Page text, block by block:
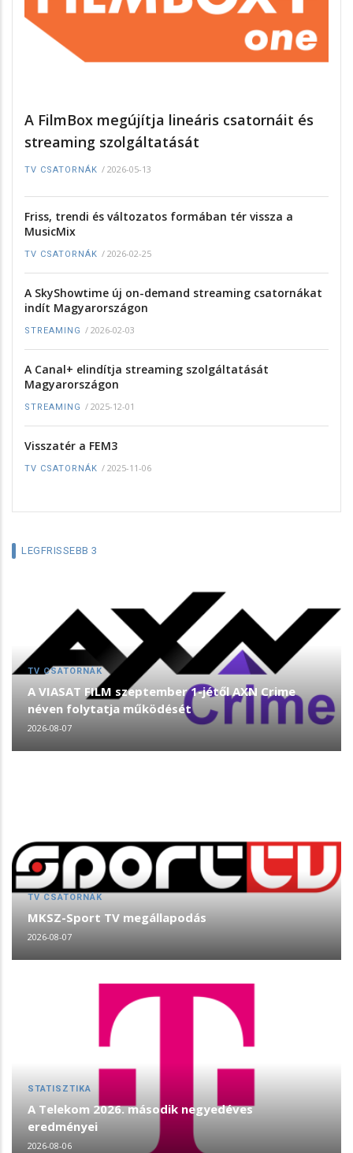
A FilmBox megújítja lineáris csatornáit és
streaming szolgáltatását
TV CSATORNÁK / 2026-05-13
Friss, trendi és változatos formában tér vissza a
MusicMix
TV CSATORNÁK / 2026-02-25
A SkyShowtime új on-demand streaming csatornákat
indít Magyarországon
STREAMING / 2026-02-03
A Canal+ elindítja streaming szolgáltatását
Magyarországon
STREAMING / 2025-12-01
Visszatér a FEM3
TV CSATORNÁK / 2025-11-06
LEGFRISSEBB 3
TV CSATORNÁK
A VIASAT FILM szeptember 1-jétől AXN Crime
néven folytatja működését
2026-08-07
TV CSATORNÁK
MKSZ-Sport TV megállapodás
2026-08-07
STATISZTIKA
A Telekom 2026. második negyedéves
eredményei
2026-08-06